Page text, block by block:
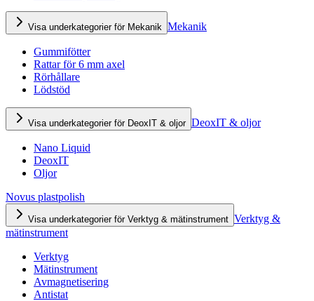
Visa underkategorier för Mekanik Mekanik
Gummifötter
Rattar för 6 mm axel
Rörhållare
Lödstöd
Visa underkategorier för DeoxIT & oljor DeoxIT & oljor
Nano Liquid
DeoxIT
Oljor
Novus plastpolish
Visa underkategorier för Verktyg & mätinstrument Verktyg &
mätinstrument
Verktyg
Mätinstrument
Avmagnetisering
Antistat